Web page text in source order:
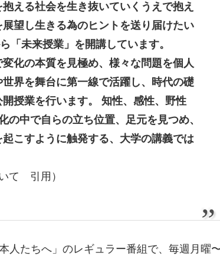
える社会を生き抜いていくうえで抱え
望し生きる為のヒントを送り届けたい
「未来授業」を開講しています。
化の本質を見極め、様々な問題を個人
界を舞台に第一線で活躍し、時代の礎
授業を行います。 知性、感性、野性
中で自らの立ち位置、足元を見つめ、
こすように触発する、大学の講義では
て 引用）
たちへ」のレギュラー番組で、毎週月曜